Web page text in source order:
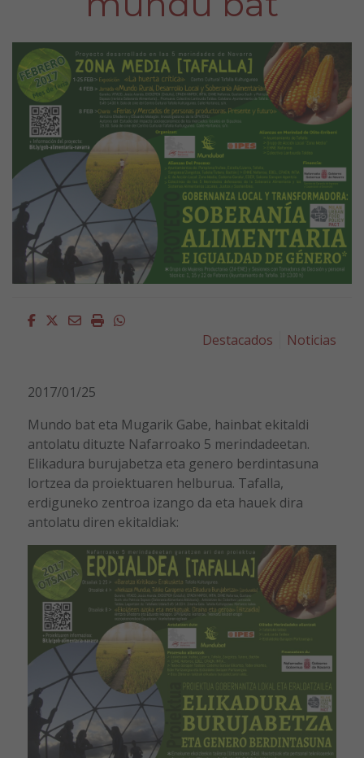
Facebook
Twitter
EmailImprimirWhatsapp
Destacados
Noticias
2017/01/25
Mundo bat eta Mugarik Gabe, hainbat ekitaldi
antolatu dituzte Nafarroako 5 merindadeetan.
Elikadura burujabetza eta genero berdintasuna
lortzea da proiektuaren helburua. Tafalla,
erdiguneko zentroa izango da eta hauek dira
antolatu diren ekitaldiak: